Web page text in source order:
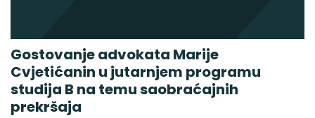
Gostovanje advokata Marije
Cvjetićanin u jutarnjem programu
studija B na temu saobraćajnih
prekršaja